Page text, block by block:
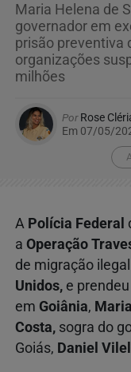
Maria Helena de
governador em
prisão preventiva
organizações
milhões
PorRose
Em 07/05/
A Polícia Federal
a Operação
de migração
Unidos, e
em Goiânia,
Costa, sogra do
Goiás, Daniel